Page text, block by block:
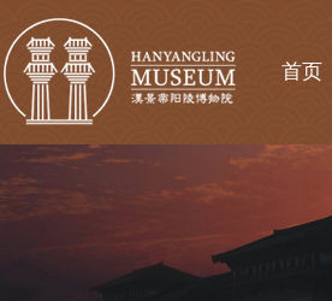
首页